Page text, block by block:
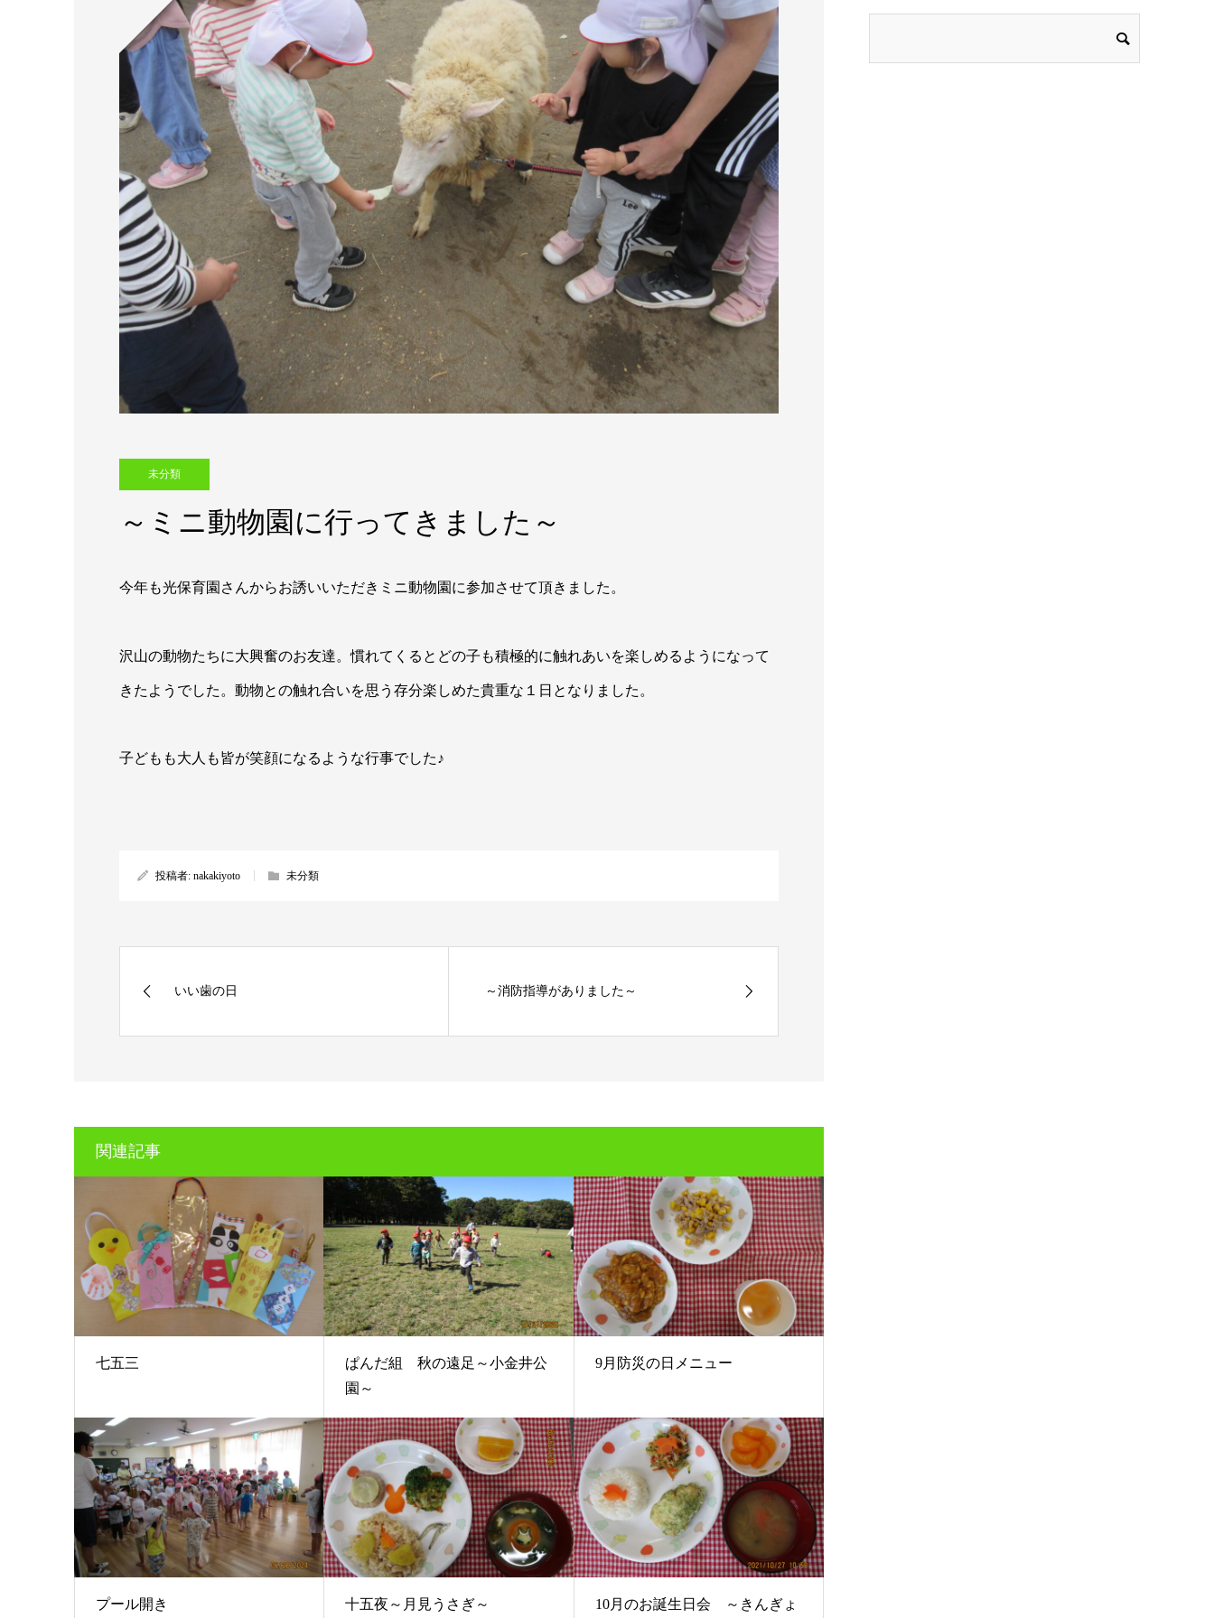
未分類
～ミニ動物園に行ってきました～
今年も光保育園さんからお誘いいただきミニ動物園に参加させて頂きました。
沢山の動物たちに大興奮のお友達。慣れてくるとどの子も積極的に触れあいを楽しめるようになって
きたようでした。動物との触れ合いを思う存分楽しめた貴重な１日となりました。
子どもも大人も皆が笑顔になるような行事でした♪
投稿者: nakakiyoto 未分類
いい歯の日 ～消防指導がありました～
関連記事
七五三
ぱんだ組 秋の遠足～小金井公
園～
9月防災の日メニュー
プール開き 十五夜～月見うさぎ～ 10月のお誕生日会 ～きんぎょ